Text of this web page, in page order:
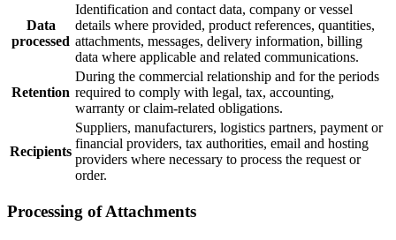
Data
processed
Identification and contact data, company or vessel
details where provided, product references, quantities,
attachments, messages, delivery information, billing
data where applicable and related communications.
Retention
During the commercial relationship and for the periods
required to comply with legal, tax, accounting,
warranty or claim-related obligations.
Recipients
Suppliers, manufacturers, logistics partners, payment or
financial providers, tax authorities, email and hosting
providers where necessary to process the request or
order.
Processing of Attachments